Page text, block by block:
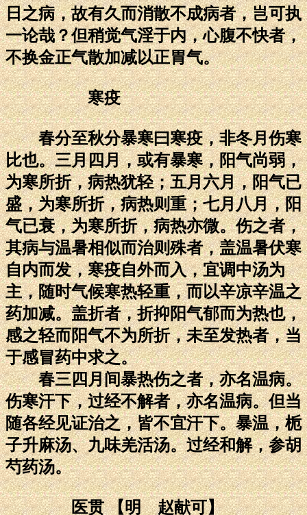
日之病，故有久而消散不成病者，岂可执
一论哉？但稍觉气淫于内，心腹不快者，
不换金正气散加减以正胃气。
寒疫
春分至秋分暴寒曰寒疫，非冬月伤寒
比也。三月四月，或有暴寒，阳气尚弱，
为寒所折，病热犹轻；五月六月，阳气已
盛，为寒所折，病热则重；七月八月，阳
气已衰，为寒所折，病热亦微。伤之者，
其病与温暑相似而治则殊者，盖温暑伏寒
自内而发，寒疫自外而入，宜调中汤为
主，随时气候寒热轻重，而以辛凉辛温之
药加减。盖折者，折抑阳气郁而为热也，
感之轻而阳气不为所折，未至发热者，当
于感冒药中求之。
春三四月间暴热伤之者，亦名温病。
伤寒汗下，过经不解者，亦名温病。但当
随各经见证治之，皆不宜汗下。暴温，栀
子升麻汤、九味羌活汤。过经和解，参胡
芍药汤。
医贯 【明 赵献可】